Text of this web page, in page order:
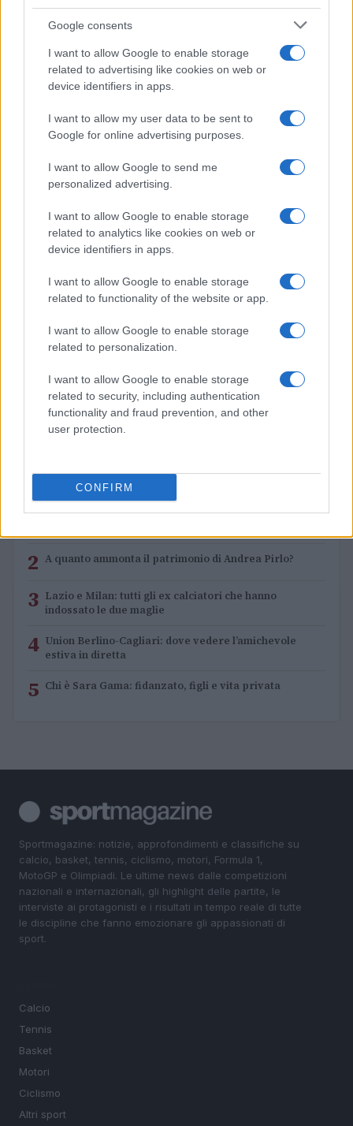
Google consents
I want to allow Google to enable storage
related to advertising like cookies on web or
device identifiers in apps.
I want to allow my user data to be sent to
Google for online advertising purposes.
I want to allow Google to send me
personalized advertising.
I want to allow Google to enable storage
related to analytics like cookies on web or
device identifiers in apps.
I want to allow Google to enable storage
related to functionality of the website or app.
I want to allow Google to enable storage
related to personalization.
I want to allow Google to enable storage
related to security, including authentication
functionality and fraud prevention, and other
user protection.
CONFIRM
dell’amichevole a Perth
Francesca Lombardi · 6 Ago 2026
CALCIO
Napoli-Osasuna 2-1: la cronaca dettagliata
dell’amichevole del 5 agosto 2026
Ilaria Mauri · 5 Ago 2026
PIÙ LETTI
2 A quanto ammonta il patrimonio di Andrea Pirlo?
3 Lazio e Milan: tutti gli ex calciatori che hanno
indossato le due maglie
4 Union Berlino-Cagliari: dove vedere l’amichevole
estiva in diretta
5 Chi è Sara Gama: fidanzato, figli e vita privata
Sportmagazine: notizie, approfondimenti e classifiche su
calcio, basket, tennis, ciclismo, motori, Formula 1,
MotoGP e Olimpiadi. Le ultime news dalle competizioni
nazionali e internazionali, gli highlight delle partite, le
interviste ai protagonisti e i risultati in tempo reale di tutte
le discipline che fanno emozionare gli appassionati di
sport.
Calcio
Tennis
Basket
Motori
Ciclismo
Altri sport